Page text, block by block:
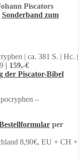
Piscators
Sonderband zum
| ca. 381 S. | Hc. |
| 159,-€
–
per
8,90€, EU + CH +